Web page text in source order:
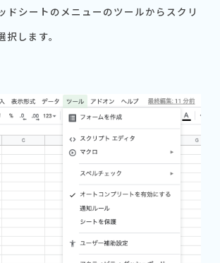
ドシートのメニューのツールからスクリ
します。